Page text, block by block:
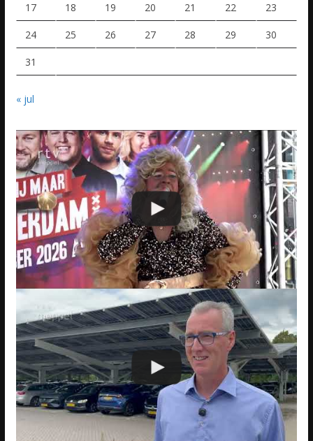
17 18 19 20 21 22 23
24 25 26 27 28 29 30
31
« jul